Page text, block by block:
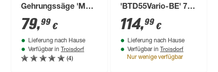
Gehrungssäge 'MT
210 Black Edition'
1500 W mit 2
Sägeblättern
79,99 €
Lieferung nach Hause
Verfügbar in Troisdorf
(4)
'BTD55Vario-BE' 710
W schwarz
114,99 €
Lieferung nach Hause
Verfügbar in Troisdorf
Nur wenige verfügbar